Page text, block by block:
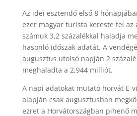
Az idei esztendő első 8
ezer magyar turista kereste fel az
számuk 3,2 százalékkal haladja
hasonló időszak adatát. A
augusztus utolsó napján 2
meghaladta a 2,944 milliót.
A napi adatokat mutató horvát E-
alapján csak augusztusban
ezret a Horvátországban pihenő